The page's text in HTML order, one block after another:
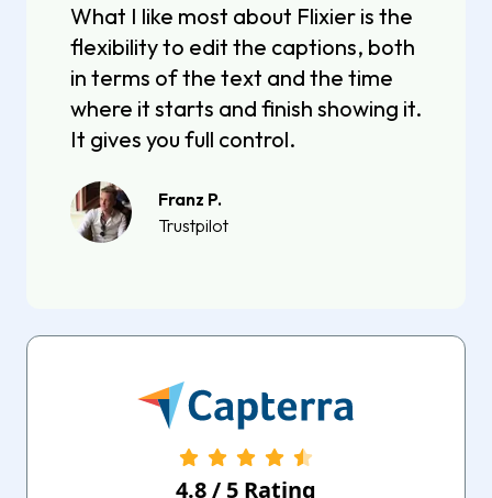
What I like most about Flixier is the
flexibility to edit the captions, both
in terms of the text and the time
where it starts and finish showing it.
It gives you full control.
Franz P.
Trustpilot
4.8/ 5 Rating